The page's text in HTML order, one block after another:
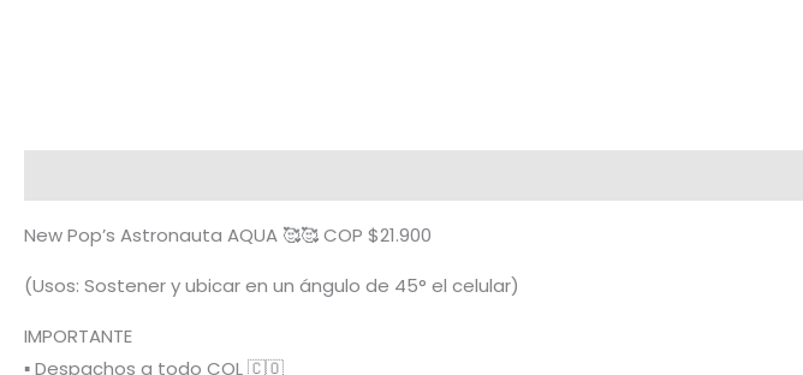
New Pop’s Astronauta AQUA 🥰🥰 COP $21.900
(Usos: Sostener y ubicar en un ángulo de 45° el celular)
IMPORTANTE
▪️ Despachos a todo COL 🇨🇴